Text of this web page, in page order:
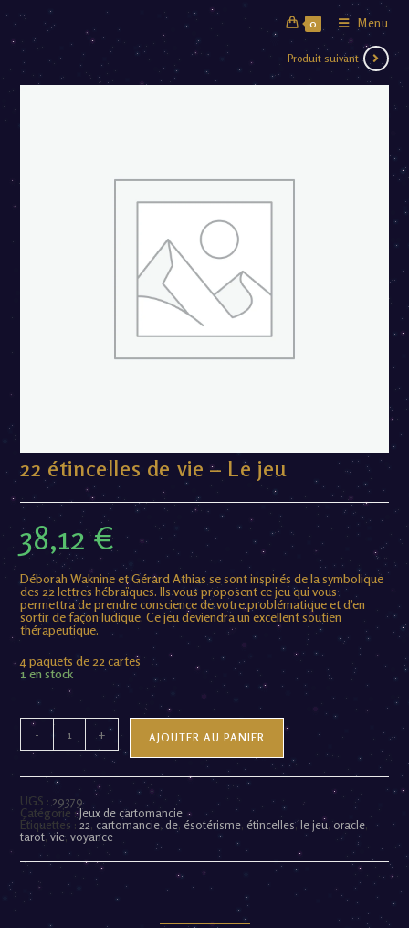
0 Menu
Produit suivant
22 étincelles de vie – Le jeu
38,12€
Déborah Waknine et Gérard Athias se sont inspirés de la symbolique
des 22 lettres hébraïques. Ils vous proposent ce jeu qui vous
permettra de prendre conscience de votre problématique et d’en
sortir de façon ludique. Ce jeu deviendra un excellent soutien
thérapeutique.
4 paquets de 22 cartes
1 en stock
- + AJOUTER AU PANIER
UGS : 29379
Catégorie :Jeux de cartomancie
Étiquettes :22, cartomancie, de, ésotérisme, étincelles,le jeu,oracle,
tarot,vie,voyance